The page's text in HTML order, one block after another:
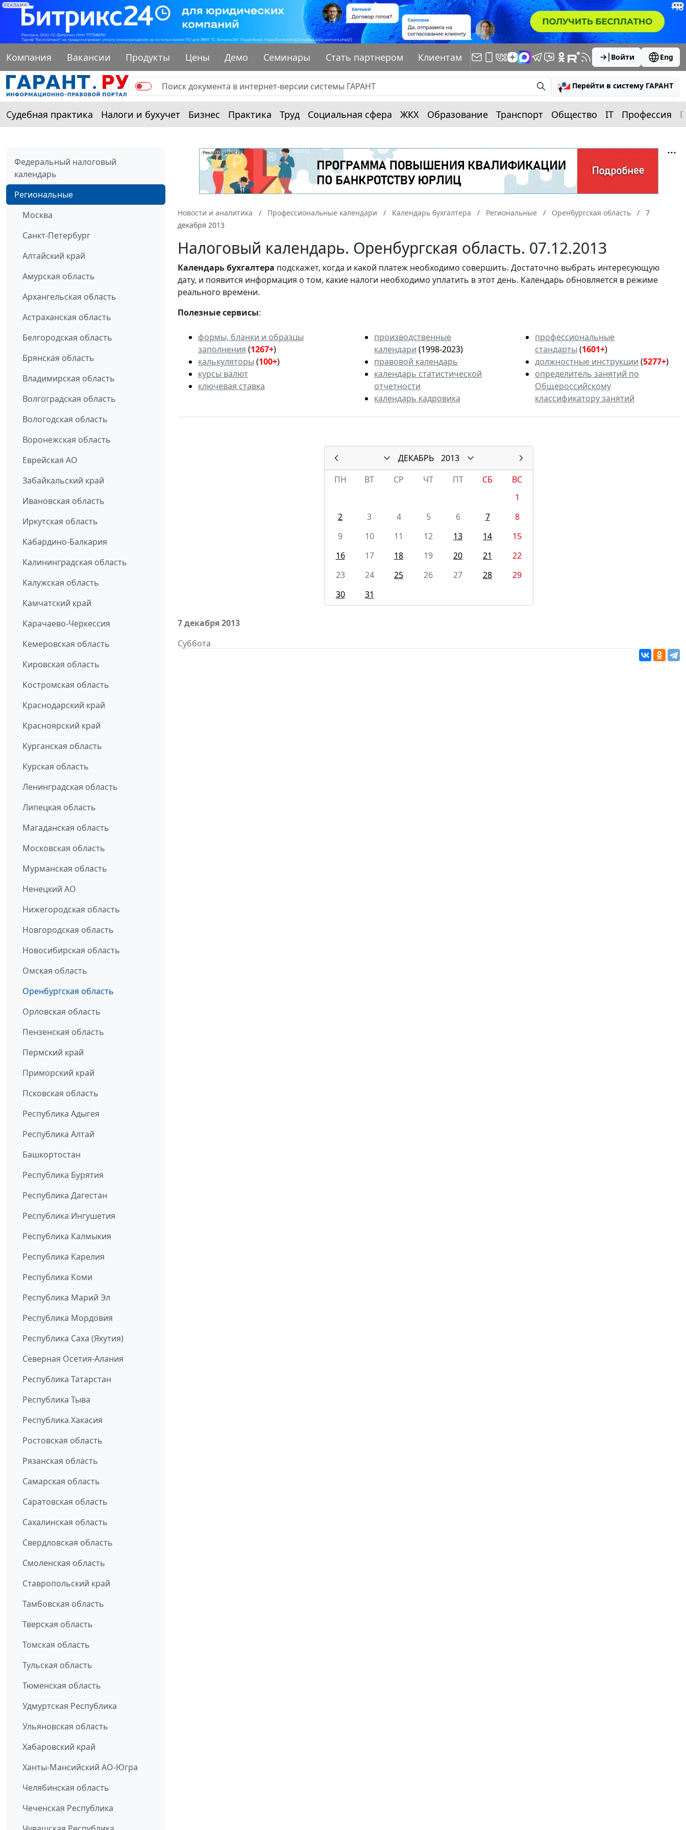
РЕКЛАМА
Компания Вакансии Продукты Цены Демо Семинары Стать партнером Клиентам Войти Eng
Перейти в систему ГАРАНТ
Судебная практика Налоги и бухучет Бизнес Практика Труд Социальная сфера ЖКХ Образование Транспорт Общество IT Профессия
Федеральный налоговый
календарь
Региональные
Москва
Санкт-Петербург
Алтайский край
Амурская область
Архангельская область
Астраханская область
Белгородская область
Брянская область
Владимирская область
Волгоградская область
Вологодская область
Воронежская область
Еврейская АО
Забайкальский край
Ивановская область
Иркутская область
Кабардино-Балкария
Калининградская область
Калужская область
Камчатский край
Карачаево-Черкессия
Кемеровская область
Кировская область
Костромская область
Краснодарский край
Красноярский край
Курганская область
Курская область
Ленинградская область
Липецкая область
Магаданская область
Московская область
Мурманская область
Ненецкий АО
Нижегородская область
Новгородская область
Новосибирская область
Омская область
Оренбургская область
Орловская область
Пензенская область
Пермский край
Приморский край
Псковская область
Республика Адыгея
Республика Алтай
Башкортостан
Республика Бурятия
Республика Дагестан
Республика Ингушетия
Республика Калмыкия
Республика Карелия
Республика Коми
Республика Марий Эл
Республика Мордовия
Республика Саха (Якутия)
Северная Осетия-Алания
Республика Татарстан
Республика Тыва
Республика Хакасия
Ростовская область
Рязанская область
Самарская область
Саратовская область
Сахалинская область
Свердловская область
Смоленская область
Ставропольский край
Тамбовская область
Тверская область
Томская область
Тульская область
Тюменская область
Удмуртская Республика
Ульяновская область
Хабаровский край
Ханты-Мансийский АО-Югра
Челябинская область
Чеченская Республика
Новости и аналитика Профессиональные календари Календарь бухгалтера Региональные Оренбургская область
7
декабря 2013
Налоговый календарь. Оренбургская область. 07.12.2013
Календарьбухгалтера подскажет, когда и какой платеж необходимо совершить. Достаточно выбрать интересующую
дату, и появится информация о том, какие налоги необходимо уплатить в этот день. Календарь обновляется в режиме
реального времени.
Полезные сервисы:
формы, бланки и образцы
заполнения (1267+)
калькуляторы (100+)
курсы валют
ключевая ставка
производственные
календари (1998-2023)
правовой календарь
календарь статистической
отчетности
календарь кадровика
профессиональные
стандарты (1601+)
должностные инструкции (5277+)
определитель занятий по
Общероссийскому
классификатору занятий
ДЕКАБРЬ
2013
ПН
ВТ СР ЧТ ПТ СБ
ВС
1
2
3 4 5 6 7
8
9
10 11 12 13 14
15
16
17 18 19 20 21
22
23
24 25 26 27 28
29
30
31
7 декабря 2013
Суббота